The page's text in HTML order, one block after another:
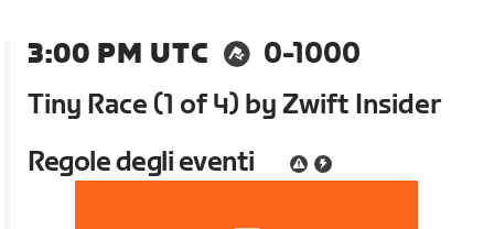
3:00 PM UTC
0-1000
Tiny Race (1 of 4) by Zwift Insider
Regole degli eventi